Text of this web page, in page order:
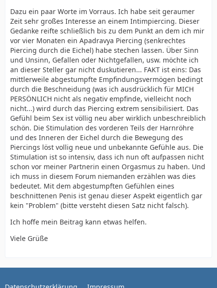
Dazu ein paar Worte im Vorraus. Ich habe seit geraumer
Zeit sehr großes Interesse an einem Intimpiercing. Dieser
Gedanke reifte schließlich bis zu dem Punkt an dem ich mir
vor vier Monaten ein Apadravya Piercing (senkrechtes
Piercing durch die Eichel) habe stechen lassen. Über Sinn
und Unsinn, Gefallen oder Nichtgefallen, usw. möchte ich
an dieser Steller gar nicht duskutieren... FAKT ist eins: Das
mittlerweile abgestumpfte Empfindungsvermögen bedingt
durch die Beschneidung (was ich ausdrücklich für MICH
PERSÖNLICH nicht als negativ empfinde, vielleicht noch
nicht...) wird durch das Piercing extrem sensibilisiert. Das
Gefühl beim Sex ist völlig neu aber wirklich unbeschreiblich
schön. Die Stimulation des vorderen Teils der Harnröhre
und des Inneren der Eichel durch die Bewegung des
Piercings löst vollig neue und unbekannte Gefühle aus. Die
Stimulation ist so intensiv, dass ich nun oft aufpassen nicht
schon vor meiner Partnerin einen Orgasmus zu haben. Und
ich muss in diesem Forum niemanden erzählen was dies
bedeutet. Mit dem abgestumpften Gefühlen eines
beschnittenen Penis ist genau dieser Aspekt eigentlich gar
kein "Problem" (bitte versteht diesen Satz nicht falsch).
Ich hoffe mein Beitrag kann etwas helfen.
Viele Grüße